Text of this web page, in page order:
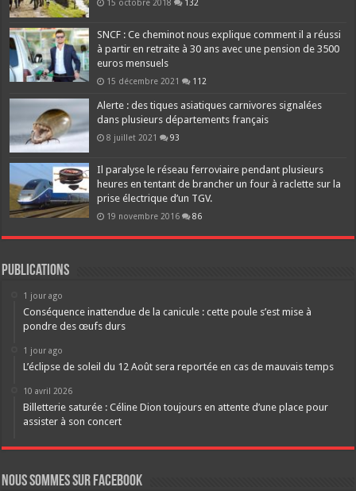
15 octobre 2018 132
SNCF : Ce cheminot nous explique comment il a réussi
à partir en retraite à 30 ans avec une pension de 3500
euros mensuels
15 décembre 2021 112
Alerte : des tiques asiatiques carnivores signalées
dans plusieurs départements français
8 juillet 2021 93
Il paralyse le réseau ferroviaire pendant plusieurs
heures en tentant de brancher un four à raclette sur la
prise électrique d’un TGV.
19 novembre 2016 86
Publications
1 jour ago
Conséquence inattendue de la canicule : cette poule s’est mise à
pondre des œufs durs
1 jour ago
L’éclipse de soleil du 12 Août sera reportée en cas de mauvais temps
10 avril 2026
Billetterie saturée : Céline Dion toujours en attente d’une place pour
assister à son concert
Nous sommes sur FaceBook